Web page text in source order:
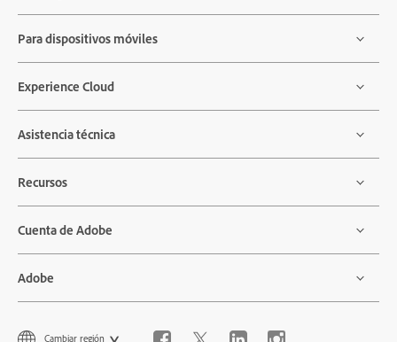
Para dispositivos móviles
Experience Cloud
Asistencia técnica
Recursos
Cuenta de Adobe
Adobe
Cambiar región